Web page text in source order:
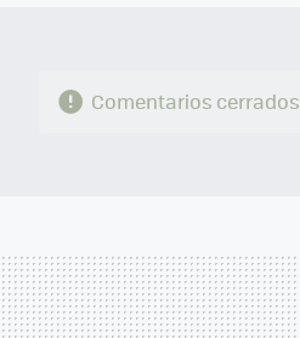
Comentarios cerrados